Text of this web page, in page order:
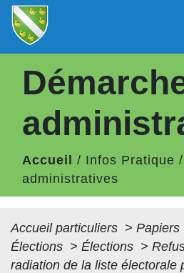
Accueil / Infos Pratique /
administratives
Accueil particuliers > Papiers
Élections > Élections >
radiation de la liste électorale